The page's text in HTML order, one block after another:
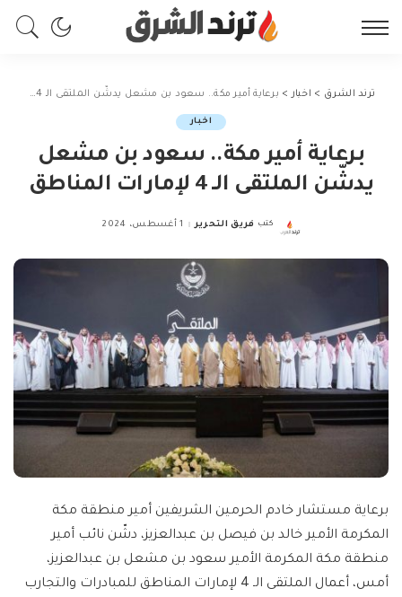
ترند الشرق > اخبار > برعاية أمير مكة.. سعود بن مشعل يدشّن الملتقى الـ 4 لإمارات المناطق
اخبار
برعاية أمير مكة.. سعود بن مشعل
يدشّن الملتقى الـ 4 لإمارات المناطق
Posted
كتب فريق التحرير 1 أغسطس، 2024
برعاية مستشار خادم الحرمين الشريفين أمير منطقة مكة
المكرمة الأمير خالد بن فيصل بن عبدالعزيز، دشّن نائب أمير
منطقة مكة المكرمة الأمير سعود بن مشعل بن عبدالعزيز،
أمس، أعمال الملتقى الـ 4 لإمارات المناطق للمبادرات والتجارب